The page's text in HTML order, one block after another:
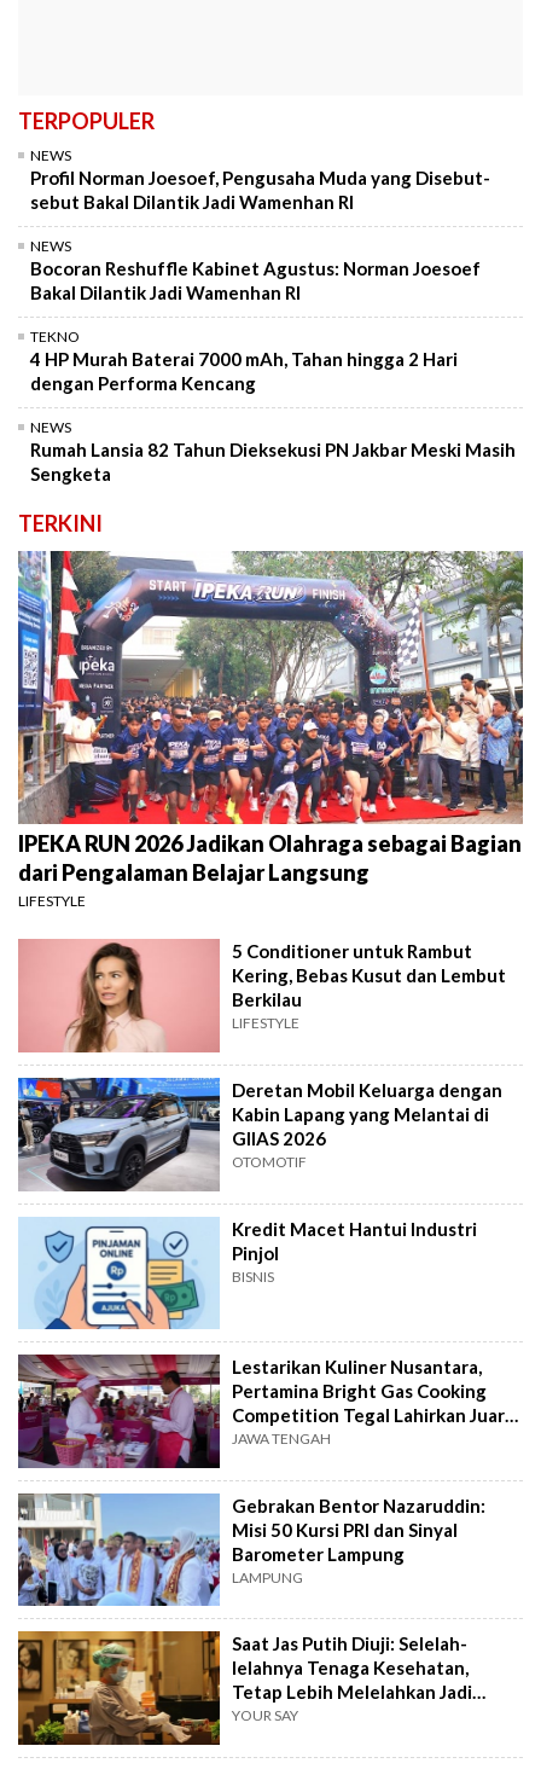
TERPOPULER
NEWS
Profil Norman Joesoef, Pengusaha Muda yang Disebut-
sebut Bakal Dilantik Jadi Wamenhan RI
NEWS
Bocoran Reshuffle Kabinet Agustus: Norman Joesoef
Bakal Dilantik Jadi Wamenhan RI
TEKNO
4 HP Murah Baterai 7000 mAh, Tahan hingga 2 Hari
dengan Performa Kencang
NEWS
Rumah Lansia 82 Tahun Dieksekusi PN Jakbar Meski Masih
Sengketa
TERKINI
IPEKA RUN 2026 Jadikan Olahraga sebagai Bagian
dari Pengalaman Belajar Langsung
LIFESTYLE
5 Conditioner untuk Rambut
Kering, Bebas Kusut dan Lembut
Berkilau
LIFESTYLE
Deretan Mobil Keluarga dengan
Kabin Lapang yang Melantai di
GIIAS 2026
OTOMOTIF
Kredit Macet Hantui Industri
Pinjol
BISNIS
Lestarikan Kuliner Nusantara,
Pertamina Bright Gas Cooking
Competition Tegal Lahirkan Juara
Baru
JAWA TENGAH
Gebrakan Bentor Nazaruddin:
Misi 50 Kursi PRI dan Sinyal
Barometer Lampung
LAMPUNG
Saat Jas Putih Diuji: Selelah-
lelahnya Tenaga Kesehatan,
Tetap Lebih Melelahkan Jadi
Pasien
YOUR SAY